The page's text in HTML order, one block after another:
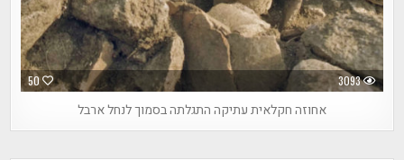
50 3093
אחוזה חקלאית עתיקה התגלתה בסמוך לנחל ארבל